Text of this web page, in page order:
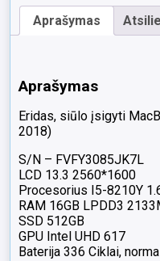
13"
(Late
2018)
16GB
SSD
14%
Aprašymas
Aprašymas
Eridas, siūlo įsigyti
2018)
S/N – FVFY3085JK7L
LCD 13.3 2560*1600
Procesorius I5-8210Y
RAM 16GB LPDD3
SSD 512GB
GPU Intel UHD 617
Baterija 336 Ciklai,